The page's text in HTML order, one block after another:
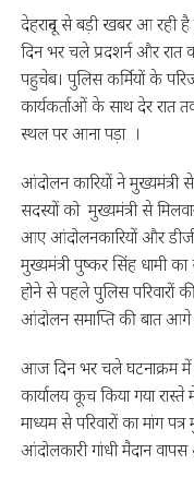
देहरादून से बड़ी खबर आ रही है
दिन भर चले प्रदशर्न और
पहुचेब। पुलिस कर्मियों के
कार्यकर्ताओं के साथ देर रात
स्थल पर आना पड़ा ।
आंदोलन कारियों ने
सदस्यों को मुख्यमंत्री से
आए आंदोलनकारियों और
मुख्यमंत्री पुष्कर सिंह धामी
होने से पहले पुलिस परिवारों
आंदोलन समाप्ति की बात आगे
आज दिन भर चले घटनाक्रम में
कार्यालय कूच किया गया
माध्यम से परिवारों का मांग
आंदोलकारी गांधी मैदान